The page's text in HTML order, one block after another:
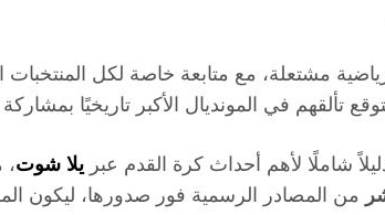
في المونديال الأكبر تاريخيًا بمشاركة 48 منتخبًا لأول مرة.
شاملًا لأهم أحداث كرة القدم عبريلا شوت،
من المصادر الرسمية فور صدورها، ليكون